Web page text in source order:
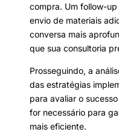
compra. Um follow-
envio de materiais
conversa mais
que sua consultoria
Prosseguindo, a
das estratégias
para avaliar o
for necessário para
mais eficiente.